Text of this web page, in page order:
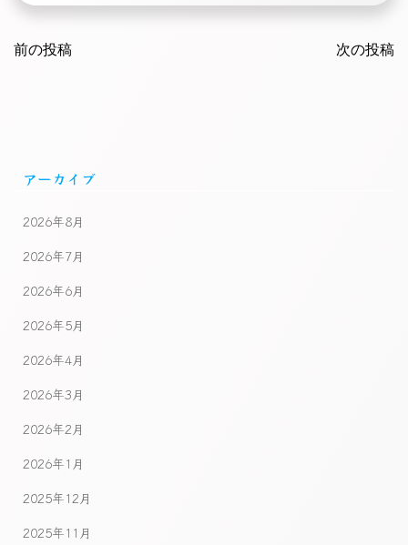
navigation
前の投稿 次の投稿
アーカイブ
2026年8月
2026年7月
2026年6月
2026年5月
2026年4月
2026年3月
2026年2月
2026年1月
2025年12月
2025年11月